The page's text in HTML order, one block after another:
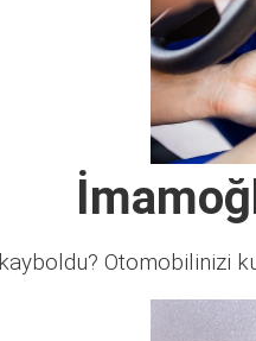
Otomobilinizi